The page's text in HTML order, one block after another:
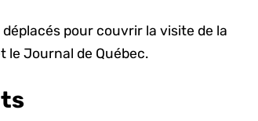
pour couvrir la visite de la
le Journal de Québec.